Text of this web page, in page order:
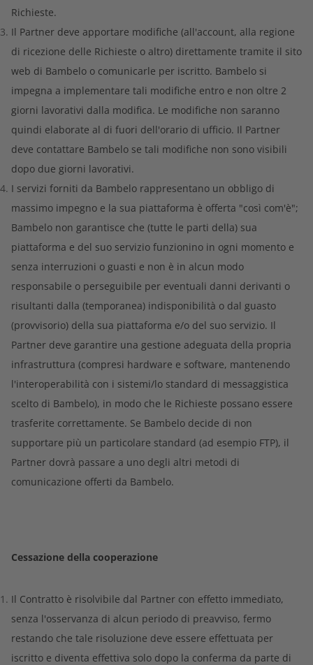
Richieste.
Il Partner deve apportare modifiche (all'account, alla regione
di ricezione delle Richieste o altro) direttamente tramite il sito
web di Bambelo o comunicarle per iscritto. Bambelo si
impegna a implementare tali modifiche entro e non oltre 2
giorni lavorativi dalla modifica. Le modifiche non saranno
quindi elaborate al di fuori dell'orario di ufficio. Il Partner
deve contattare Bambelo se tali modifiche non sono visibili
dopo due giorni lavorativi.
I servizi forniti da Bambelo rappresentano un obbligo di
massimo impegno e la sua piattaforma è offerta "così com'è";
Bambelo non garantisce che (tutte le parti della) sua
piattaforma e del suo servizio funzionino in ogni momento e
senza interruzioni o guasti e non è in alcun modo
responsabile o perseguibile per eventuali danni derivanti o
risultanti dalla (temporanea) indisponibilità o dal guasto
(provvisorio) della sua piattaforma e/o del suo servizio. Il
Partner deve garantire una gestione adeguata della propria
infrastruttura (compresi hardware e software, mantenendo
l'interoperabilità con i sistemi/lo standard di messaggistica
scelto di Bambelo), in modo che le Richieste possano essere
trasferite correttamente. Se Bambelo decide di non
supportare più un particolare standard (ad esempio FTP), il
Partner dovrà passare a uno degli altri metodi di
comunicazione offerti da Bambelo.
Cessazione della cooperazione
Il Contratto è risolvibile dal Partner con effetto immediato,
senza l'osservanza di alcun periodo di preavviso, fermo
restando che tale risoluzione deve essere effettuata per
iscritto e diventa effettiva solo dopo la conferma da parte di